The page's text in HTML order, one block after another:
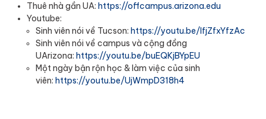
Thuê nhà gần UA: https://offcampus.arizona.edu
Youtube:
Sinh viên nói về Tucson: https://youtu.be/lfjZfxYfzAc
Sinh viên nói về campus và cộng đồng
UArizona: https://youtu.be/buEQKjBYpEU
Một ngày bận rộn học & làm việc của sinh
viên: https://youtu.be/UjWmpD318h4